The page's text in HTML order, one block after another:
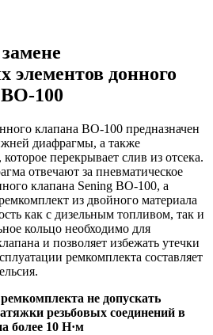
элементов донного
100
клапана BO-100 предназначен
диафрагмы, а также
перекрывает слив из отсека.
отвечают за пневматическое
клапана Sening BO-100, а
из двойного материала
как с дизельным топливом, так и
кольцо необходимо для
и позволяет избежать утечки
ремкомплекта составляет
не допускать
резьбовых соединений в
более 10 Н·м